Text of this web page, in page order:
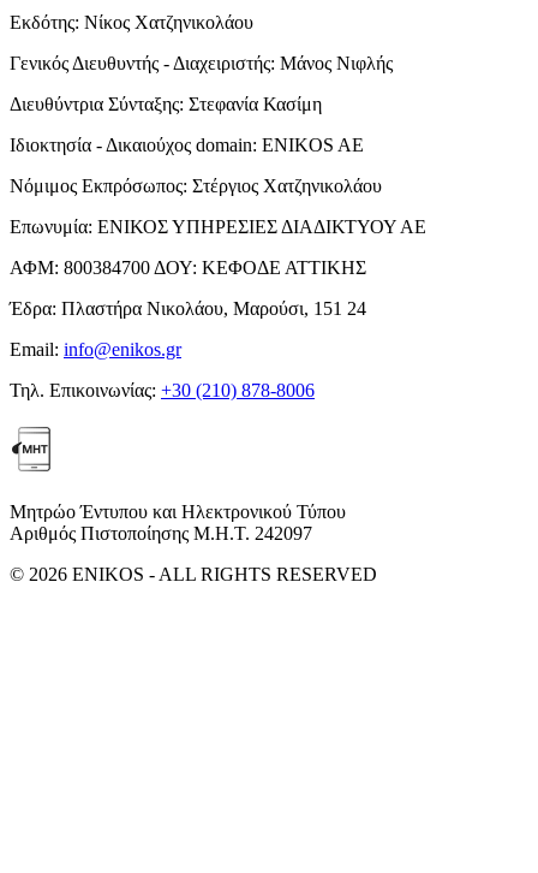
Εκδότης: Νίκος Χατζηνικολάου
Γενικός Διευθυντής - Διαχειριστής: Μάνος Νιφλής
Διευθύντρια Σύνταξης: Στεφανία Κασίμη
Ιδιοκτησία - Δικαιούχος domain: ENIKOS AE
Νόμιμος Εκπρόσωπος: Στέργιος Χατζηνικολάου
Επωνυμία: ΕΝΙΚΟΣ ΥΠΗΡΕΣΙΕΣ ΔΙΑΔΙΚΤΥΟΥ ΑΕ
ΑΦΜ: 800384700 ΔΟΥ: ΚΕΦΟΔΕ ΑΤΤΙΚΗΣ
Έδρα: Πλαστήρα Νικολάου, Μαρούσι, 151 24
Email: info@enikos.gr
Τηλ. Επικοινωνίας: +30 (210) 878-8006
Μητρώο Έντυπου και Ηλεκτρονικού Τύπου
Αριθμός Πιστοποίησης Μ.Η.Τ. 242097
© 2026 ENIKOS - ALL RIGHTS RESERVED